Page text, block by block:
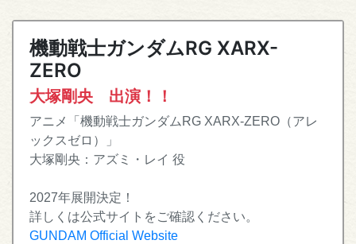
機動戦士ガンダムRG XARX-
ZERO
大塚剛央 出演！！
アニメ「機動戦士ガンダムRG XARX-ZERO（アレ
ックスゼロ）」
大塚剛央：アズミ・レイ 役
2027年展開決定！
詳しくは公式サイトをご確認ください。
GUNDAM Official Website